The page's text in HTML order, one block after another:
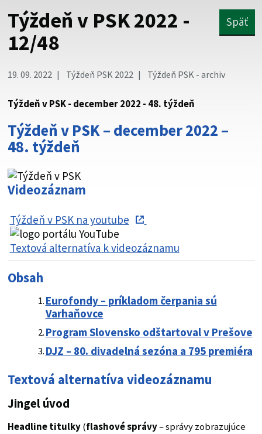
psk.sk.
Táto stránka je zabezpečená
cez zabezpečenú webovú stránku. Zabezpečená stránka
vždy začína https:// pred názvom domény webového sídla.
Týždeň v PSK 2022 -
12/48
Späť
19. 09. 2022 Týždeň PSK 2022 Týždeň PSK - archiv
Týždeň v PSK - december 2022 - 48. týždeň
Týždeň v PSK – december 2022 –
48. týždeň
Týždeň v PSK na youtube
Textová alternatíva k videozáznamu
Videozáznam
Obsah
Eurofondy – príkladom čerpania sú
Varhaňovce
Program Slovensko odštartoval v Prešove
DJZ – 80. divadelná sezóna a 795 premiéra
Textová alternatíva videozáznamu
Jingel úvod
Headline titulky(flashové správy– správy zobrazujúce